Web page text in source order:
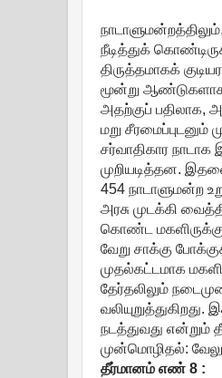
நீடித்துக்
திருத்தமாகக்
மூன்று
அதற்குப் பதிலாக,
மறு சீரமைப்புடனும்
சர்வாதிகார
முறியடித்தன.
454 நாடாளுமன்ற
அரசு முடக்கி
கொண்ட மகளிருக்கு
வேறு சாக்கு
முதல்கட்டமாக
தேர்தலிலும்
நடத்துவது என்றும்
முன்மொழிதல்:
தீர்மானம் எண்8 :